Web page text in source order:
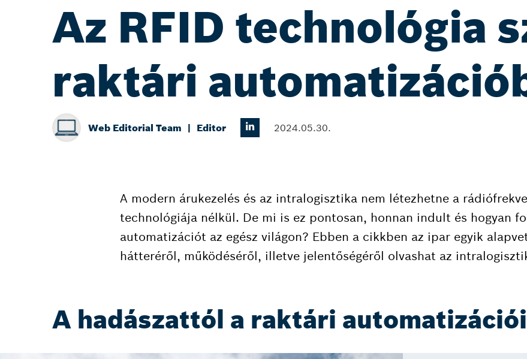
Az RFID technológia
raktári
Web Editorial Team Editor 2024.05.30.
A modern árukezelés és az intralogisztika nem létezhetne a
technológiája nélkül. De mi is ez pontosan, honnan indult és hogyan
automatizációt az egész világon? Ebben a cikkben az ipar egyik
hátteréről, működéséről, illetve jelentőségéről olvashat az
A hadászattól a raktári